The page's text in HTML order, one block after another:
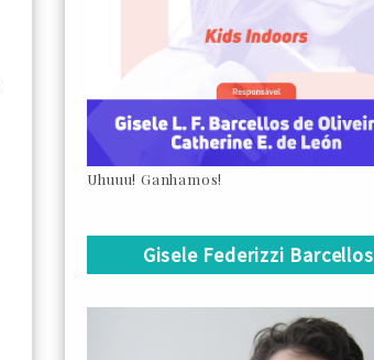
Uhuuu! Ganhamos!
Gisele Federizzi Barcellos